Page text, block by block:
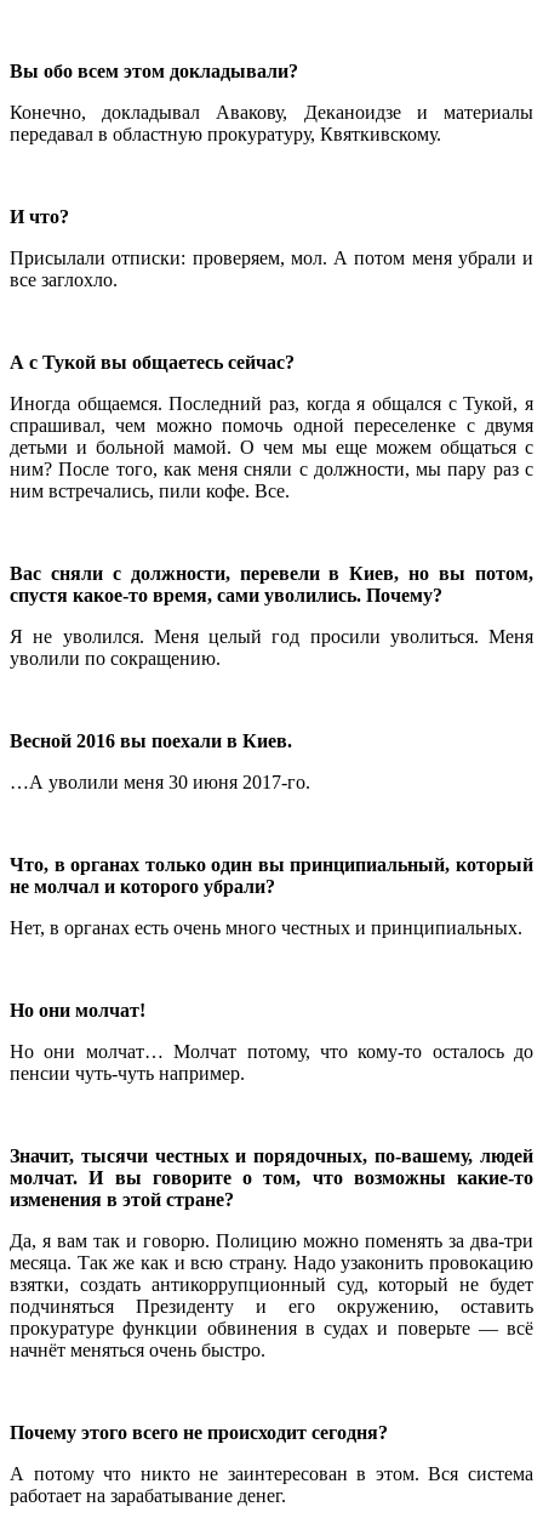
Вы обо всем этом докладывали?
Конечно, докладывал Авакову, Деканоидзе и материалы
передавал в областную прокуратуру, Квяткивскому.
И что?
Присылали отписки: проверяем, мол. А потом меня убрали и
все заглохло.
А с Тукой вы общаетесь сейчас?
Иногда общаемся. Последний раз, когда я общался с Тукой, я
спрашивал, чем можно помочь одной переселенке с двумя
детьми и больной мамой. О чем мы еще можем общаться с
ним? После того, как меня сняли с должности, мы пару раз с
ним встречались, пили кофе. Все.
Вас сняли с должности, перевели в Киев, но вы потом,
спустя какое-то время, сами уволились. Почему?
Я не уволился. Меня целый год просили уволиться. Меня
уволили по сокращению.
Весной 2016 вы поехали в Киев.
…А уволили меня 30 июня 2017-го.
Что, в органах только один вы принципиальный, который
не молчал и которого убрали?
Нет, в органах есть очень много честных и принципиальных.
Но они молчат!
Но они молчат… Молчат потому, что кому-то осталось до
пенсии чуть-чуть например.
Значит, тысячи честных и порядочных, по-вашему, людей
молчат. И вы говорите о том, что возможны какие-то
изменения в этой стране?
Да, я вам так и говорю. Полицию можно поменять за два-три
месяца. Так же как и всю страну. Надо узаконить провокацию
взятки, создать антикоррупционный суд, который не будет
подчиняться Президенту и его окружению, оставить
прокуратуре функции обвинения в судах и поверьте — всё
начнёт меняться очень быстро.
Почему этого всего не происходит сегодня?
А потому что никто не заинтересован в этом. Вся система
работает на зарабатывание денег.